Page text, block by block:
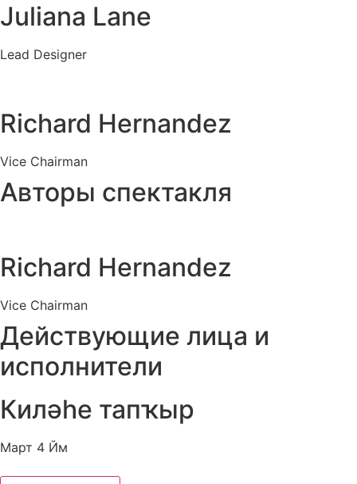
Juliana Lane
Lead Designer
Richard Hernandez
Vice Chairman
Авторы спектакля
Richard Hernandez
Vice Chairman
Действующие лица и
исполнители
Киләһе тапҡыр
Март 4 Йм